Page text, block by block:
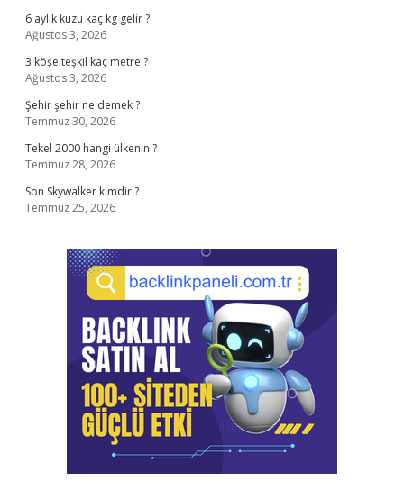
6 aylık kuzu kaç kg gelir ?
Ağustos 3, 2026
3 köşe teşkil kaç metre ?
Ağustos 3, 2026
Şehir şehir ne demek ?
Temmuz 30, 2026
Tekel 2000 hangi ülkenin ?
Temmuz 28, 2026
Son Skywalker kimdir ?
Temmuz 25, 2026